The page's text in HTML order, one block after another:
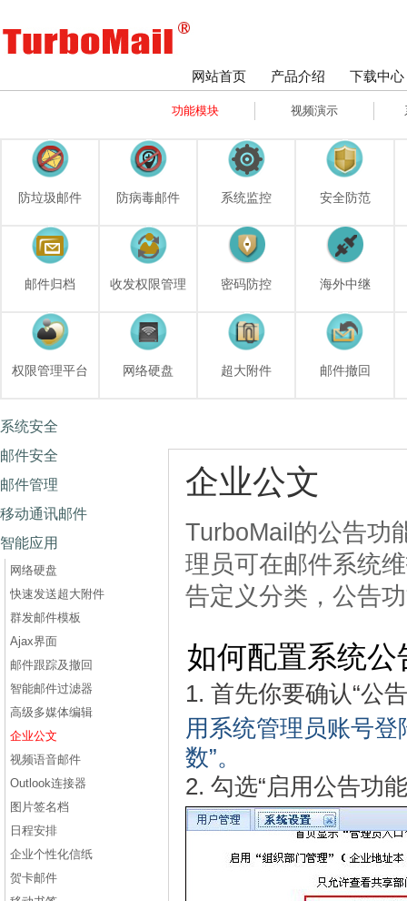
网站首页 产品介绍 下载中心
功能模块 视频演示
防垃圾邮件 防病毒邮件 系统监控 安全防范
邮件归档 收发权限管理 密码防控 海外中继
权限管理平台 网络硬盘 超大附件 邮件撤回
系统安全
邮件安全
邮件管理
移动通讯邮件
智能应用
网络硬盘
快速发送超大附件
群发邮件模板
Ajax界面
邮件跟踪及撤回
智能邮件过滤器
高级多媒体编辑
企业公文
视频语音邮件
Outlook连接器
图片签名档
日程安排
企业个性化信纸
贺卡邮件
企业公文
TurboMail的公告功
理员可在邮件系统
告定义分类，公告
如何配置系统公
1. 首先你要确认“公
用系统管理员账号登
数”。
2. 勾选“启用公告功